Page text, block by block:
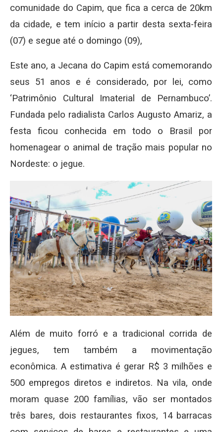
comunidade do Capim, que fica a cerca de 20km
da cidade, e tem início a partir desta sexta-feira
(07) e segue até o domingo (09),
Este ano, a Jecana do Capim está comemorando
seus 51 anos e é considerado, por lei, como
‘Patrimônio Cultural Imaterial de Pernambuco’.
Fundada pelo radialista Carlos Augusto Amariz, a
festa ficou conhecida em todo o Brasil por
homenagear o animal de tração mais popular no
Nordeste: o jegue.
Além de muito forró e a tradicional corrida de
jegues, tem também a movimentação
econômica. A estimativa é gerar R$ 3 milhões e
500 empregos diretos e indiretos. Na vila, onde
moram quase 200 famílias, vão ser montados
três bares, dois restaurantes fixos, 14 barracas